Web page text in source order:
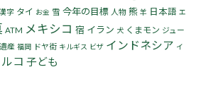
字 タイ お金 雪 今年の目標 人物 熊 羊 日本語 エ
ATM メキシコ 宿 イラン 犬 くまモン ジュー
産 福岡 ドヤ街 キルギス ビザ インドネシア イ
ルコ 子ども